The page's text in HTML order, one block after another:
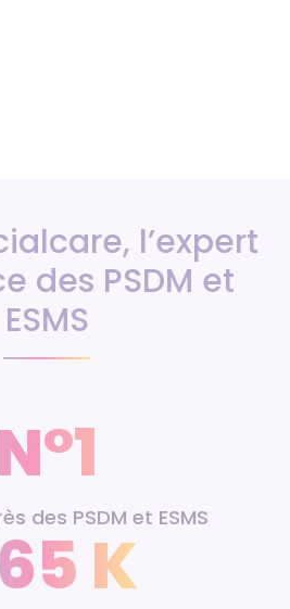
l’expert
des PSDM et
ESMS
des PSDM et ESMS
K